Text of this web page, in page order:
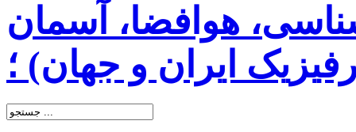
هوافضا، آسمان
ایران و جهان) ؛